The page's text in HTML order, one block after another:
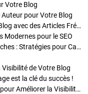
Votre Blog
pour Votre Blog
Stratégies de Publication : Boostez Votre Blog avec des Articles Fréquents et Exclusifs
Modernes pour le SEO
Enrichir Vos Articles avec des Contenus Riches : Stratégies pour Captiver et Optimiser
de Votre Blog
est la clé du succès !
Optimisation SEO des Articles : Stratégies pour Améliorer la Visibilité de Votre Blog